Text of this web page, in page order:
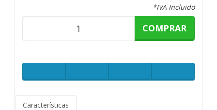
*IVA Incluido
COMPRAR
Características